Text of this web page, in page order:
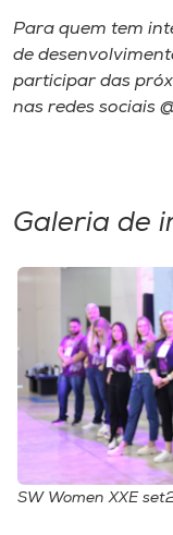
Para quem tem
de
participar das
nas redes sociais
Galeria de
SW Women XXE